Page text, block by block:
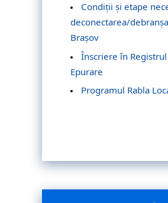
Condiții și etape
deconectarea/
Brașov
Înscriere în
Epurare
Programul Rabla